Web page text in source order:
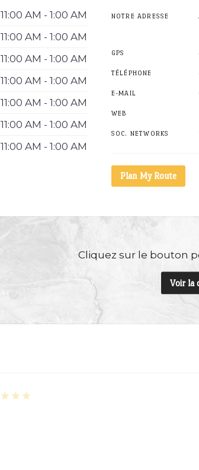
11:00 AM - 1:00 AM
11:00 AM - 1:00 AM
11:00 AM - 1:00 AM
11:00 AM - 1:00 AM
11:00 AM - 1:00 AM
11:00 AM - 1:00 AM
11:00 AM - 1:00 AM
NOTRE ADRESSE
GPS
TÉLÉPHONE
E-MAIL
WEB
SOC. NETWORKS
Plan My Route
Cliquez sur le bouton
Voir la